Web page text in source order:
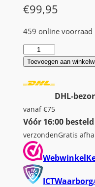
€99,95
459 online voorraad
P
N
Y
P
h
o
t
o
Toevoegen aan
DHL-
vanaf €75
Vóór 16:00
verzondenGratis
ICTWaarborg